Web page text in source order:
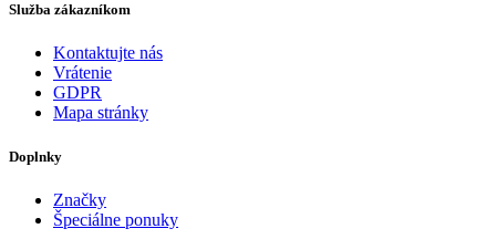
Služba zákazníkom
Kontaktujte nás
Vrátenie
GDPR
Mapa stránky
Doplnky
Značky
Špeciálne ponuky